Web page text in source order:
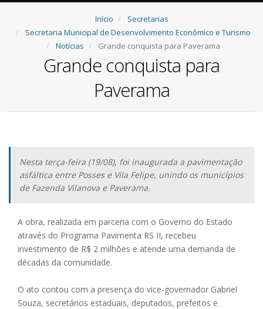
Início
Secretarias
Secretaria Municipal de Desenvolvimento Econômico e Turismo
Notícias
Grande conquista para Paverama
Grande conquista para
Paverama
Nesta terça-feira (19/08), foi inaugurada a pavimentação
asfáltica entre Posses e Vila Felipe, unindo os municípios
de Fazenda Vilanova e Paverama.
A obra, realizada em parceria com o Governo do Estado
através do Programa Pavimenta RS II, recebeu
investimento de R$ 2 milhões e atende uma demanda de
décadas da comunidade.
O ato contou com a presença do vice-governador Gabriel
Souza, secretários estaduais, deputados, prefeitos e